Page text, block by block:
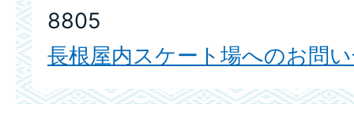
8805
長根屋内スケート場へのお問